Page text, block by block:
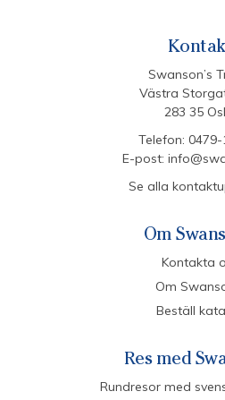
Swanson’s
Västra
283 35
Telefon: 0479-
E-post:
Se alla
Om
Kontakta
Om
Beställ
Res med
Rundresor med